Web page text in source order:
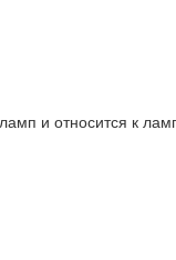
и относится к